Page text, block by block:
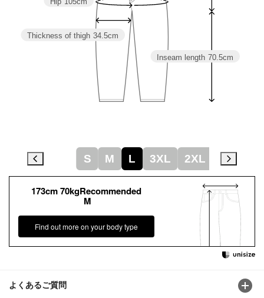
よくあるご質問
173cm 70kgRecommended
M
Find out more on your body type
Inseam length 70.5cm
Thickness of thigh 34.5cm
S M L 3XL 2XL